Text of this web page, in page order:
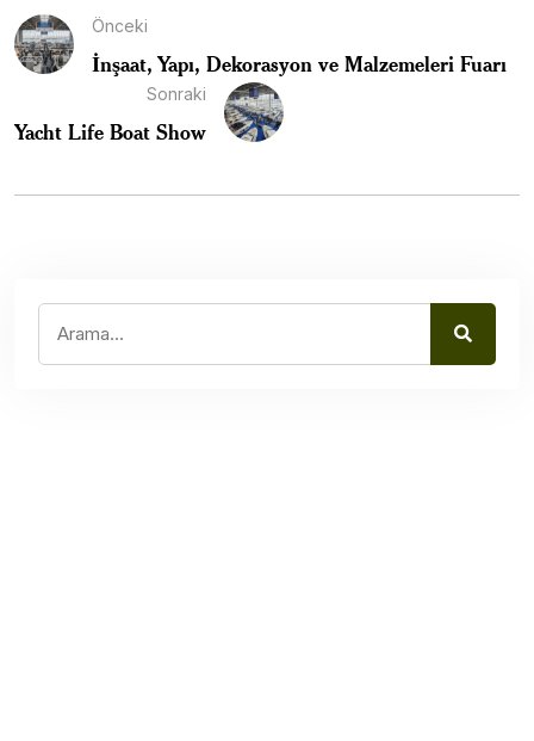
Önceki
İnşaat, Yapı, Dekorasyon ve Malzemeleri Fuarı
Sonraki
Yacht Life Boat Show